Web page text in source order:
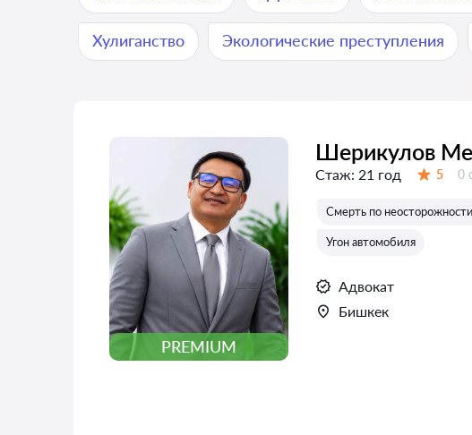
Хулиганство Экологические преступления
PREMIUM
Шерикулов
Стаж: 21 год 5 0
Смерть по неосторожности
Угон автомобиля
Адвокат
Бишкек